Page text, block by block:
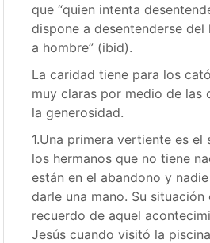
que “quien intenta
dispone a desentenderse
a hombre” (ibid).
La caridad tiene para los
muy claras por medio de las
la generosidad.
1.Una primera vertiente es el
los hermanos que no tiene
están en el abandono y
darle una mano. Su situación
recuerdo de aquel
Jesús cuando visitó la